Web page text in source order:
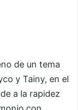
de un tema
y Tainy, en el
a la rapidez